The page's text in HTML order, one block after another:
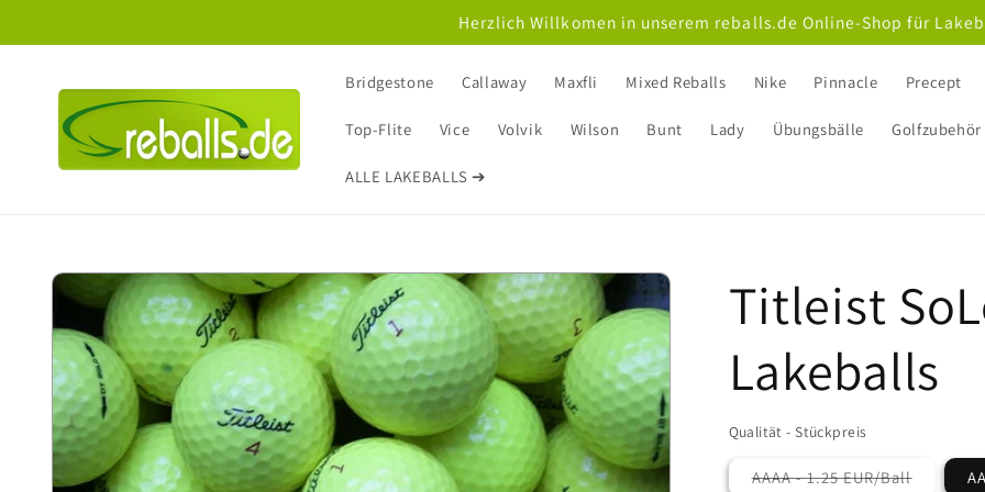
Inhalt
Herzlich Willkomen in unserem reballs.de Online-Shop für
Bridgestone Callaway Maxfli Mixed Reballs Nike Pinnacle Precept
Top-Flite Vice Volvik Wilson Bunt Lady Übungsbälle Golfzubehör
ALLE LAKEBALLS ➔
Zu
Produktinformationen
springen
Titleist
Lakeballs
Qualität - Stückpreis
AAAA - 1.25 EUR/Ball